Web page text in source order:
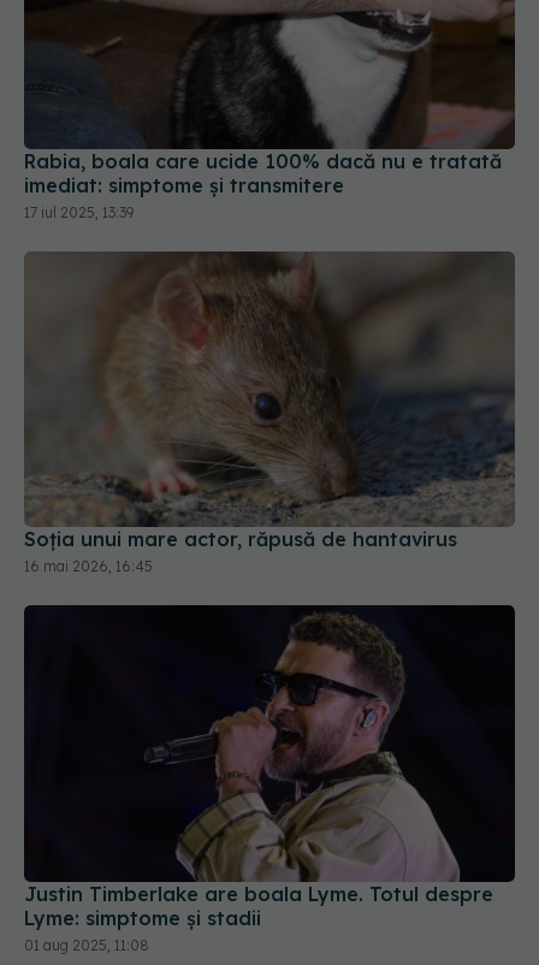
Rabia, boala care ucide 100% dacă nu e tratată
imediat: simptome și transmitere
Soția unui mare actor, răpusă de hantavirus
Justin Timberlake are boala Lyme. Totul despre
Lyme: simptome și stadii